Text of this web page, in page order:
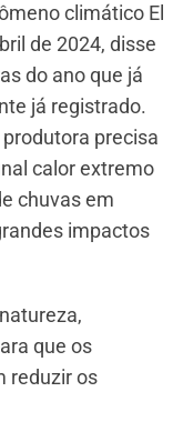
climático El
de 2024, disse
do ano que já
já registrado.
precisa
calor extremo
chuvas em
impactos
que os
reduzir os